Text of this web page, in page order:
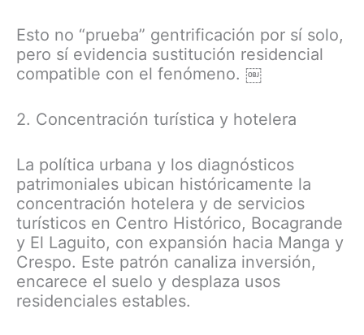
Esto no “prueba” gentrificación por sí solo,
pero sí evidencia sustitución residencial
compatible con el fenómeno. ￼
2. Concentración turística y hotelera
La política urbana y los diagnósticos
patrimoniales ubican históricamente la
concentración hotelera y de servicios
turísticos en Centro Histórico, Bocagrande
y El Laguito, con expansión hacia Manga y
Crespo. Este patrón canaliza inversión,
encarece el suelo y desplaza usos
residenciales estables.